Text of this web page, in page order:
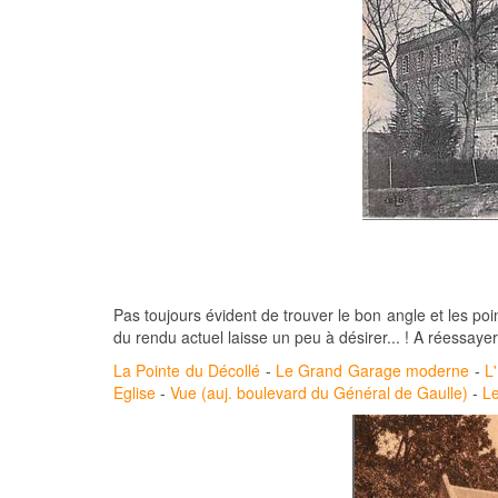
Pas toujours évident de trouver le bon angle et les
du rendu actuel laisse un peu à désirer... ! A
La Pointe du Décollé - Le Grand Garage moderne -
Eglise - Vue (auj. boulevard du Général de Gaulle) -